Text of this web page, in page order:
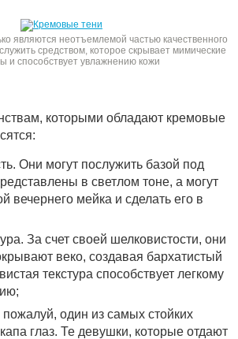
являются неотъемлемой частью качественного
средством, которое скрывает мимические
и способствует увлажнению кожи
которыми обладают кремовые
Они могут послужить базой под
в светлом тоне, а могут
вечернего мейка и сделать его в
За счет своей шелковистости, они
веко, создавая бархатистый
текстура способствует легкому
пожалуй, один из самых стойких
глаз. Те девушки, которые отдают